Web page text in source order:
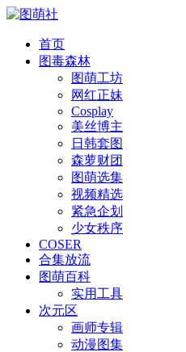
首页
图毒森林
图萌工坊
网红正妹
Cosplay
美丝博主
日韩套图
森萝财团
图萌选集
视频精选
紧急企划
少女秩序
COSER
合集放流
图萌百科
实用工具
次元区
画师专辑
动漫图集